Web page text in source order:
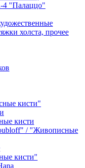
4 "Палаццо"
холста, прочее
кисти"
кисти
/ "Живописные
кисти"